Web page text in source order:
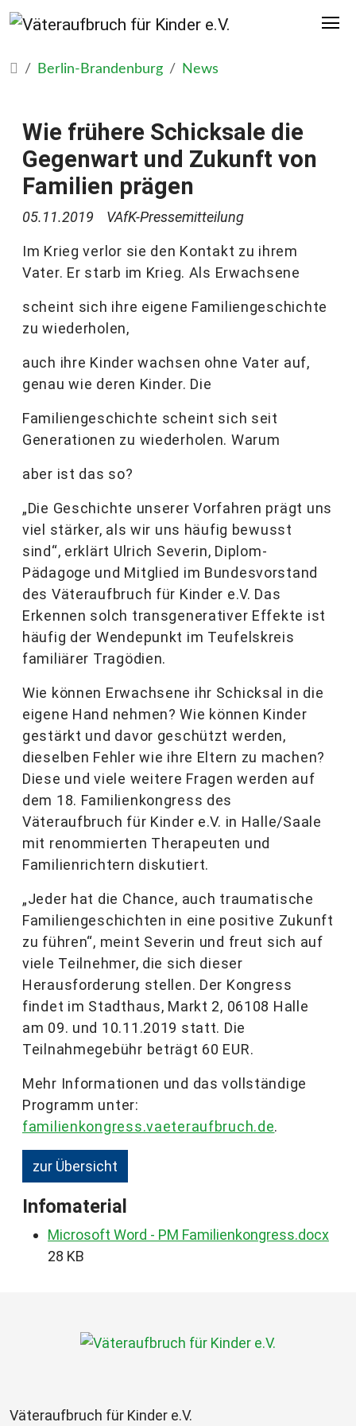
Berlin-Brandenburg News
Wie frühere Schicksale die
Gegenwart und Zukunft von
Familien prägen
05.11.2019 VAfK-Pressemitteilung
Im Krieg verlor sie den Kontakt zu ihrem
Vater. Er starb im Krieg. Als Erwachsene
scheint sich ihre eigene Familiengeschichte
zu wiederholen,
auch ihre Kinder wachsen ohne Vater auf,
genau wie deren Kinder. Die
Familiengeschichte scheint sich seit
Generationen zu wiederholen. Warum
aber ist das so?
„Die Geschichte unserer Vorfahren prägt uns
viel stärker, als wir uns häufig bewusst
sind“, erklärt Ulrich Severin, Diplom-
Pädagoge und Mitglied im Bundesvorstand
des Väteraufbruch für Kinder e.V. Das
Erkennen solch transgenerativer Effekte ist
häufig der Wendepunkt im Teufelskreis
familiärer Tragödien.
Wie können Erwachsene ihr Schicksal in die
eigene Hand nehmen? Wie können Kinder
gestärkt und davor geschützt werden,
dieselben Fehler wie ihre Eltern zu machen?
Diese und viele weitere Fragen werden auf
dem 18. Familienkongress des
Väteraufbruch für Kinder e.V. in Halle/Saale
mit renommierten Therapeuten und
Familienrichtern diskutiert.
„Jeder hat die Chance, auch traumatische
Familiengeschichten in eine positive Zukunft
zu führen“, meint Severin und freut sich auf
viele Teilnehmer, die sich dieser
Herausforderung stellen. Der Kongress
findet im Stadthaus, Markt 2, 06108 Halle
am 09. und 10.11.2019 statt. Die
Teilnahmegebühr beträgt 60 EUR.
Mehr Informationen und das vollständige
Programm unter:
familienkongress.vaeteraufbruch.de.
zur Übersicht
Infomaterial
Microsoft Word - PM Familienkongress.docx
28 KB
Väteraufbruch für Kinder e.V.